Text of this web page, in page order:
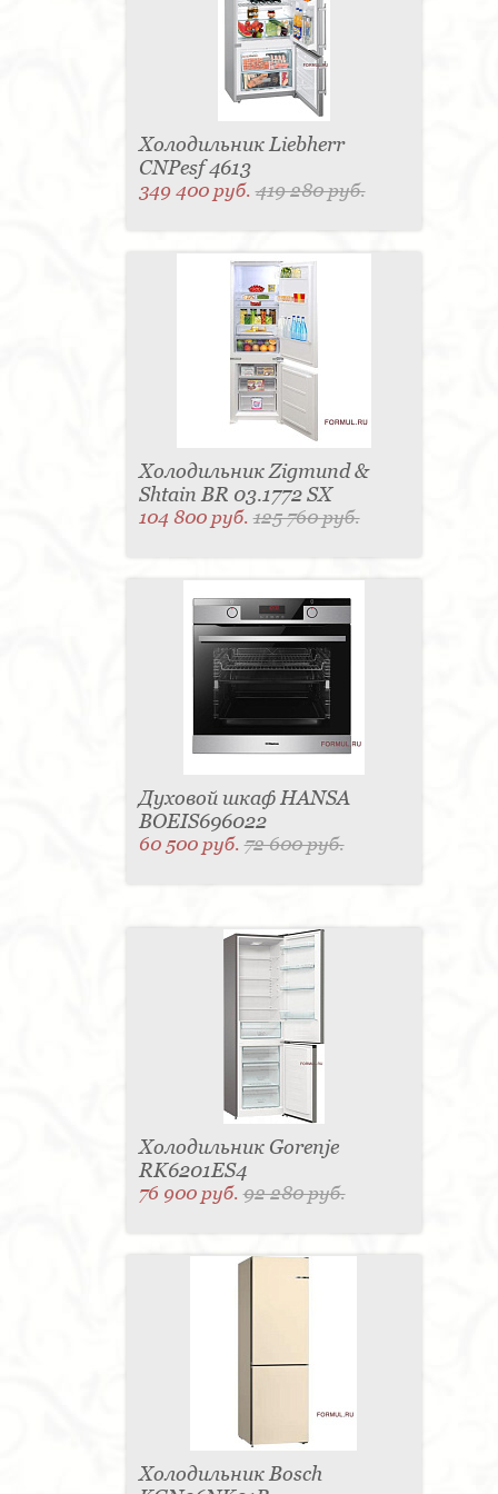
Панель настенная для TV - 4
Кассетница - 3Держатель для
туалетной бумаги - 3Поднос - 3
Мыльница - 3
Кухня - 2Стиральная машина - 2
Тумба - 2
Карниз для штор - 2
Газетница - 2
Крючок - 2Полотенцесушитель - 2
Розетка - 2Игрушка - 1
Мясорубка - 1Съемник для одежды - 1
Выдвижная система - 1
Ведро для мусора - 1
Игрушка - 1Игрушка - 1
Держатель для одежды - 1
Ширма - 1
Микроволновая печь - 1Кондиционер - 1
Душевая кабина - 1Буфет - 1
Игрушка - 1Игрушка - 1
Игрушка - 1
Игрушка - 1
Подогреватель посуды - 1Игрушка - 1
Холодильник Liebherr
CNPesf 4613
349 400 руб.419 280 руб.
Холодильник Zigmund &
Shtain BR 03.1772 SX
104 800 руб.125 760 руб.
Духовой шкаф HANSA
BOEIS696022
60 500 руб.72 600 руб.
Холодильник Gorenje
RK6201ES4
76 900 руб.92 280 руб.
Холодильник Bosch